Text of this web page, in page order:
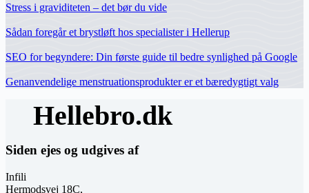
Stress i graviditeten – det bør du vide
Sådan foregår et brystløft hos specialister i Hellerup
SEO for begyndere: Din første guide til bedre synlighed på Google
Genanvendelige menstruationsprodukter er et bæredygtigt valg
Siden ejes og udgives af
Infili
Hermodsvej 18C,